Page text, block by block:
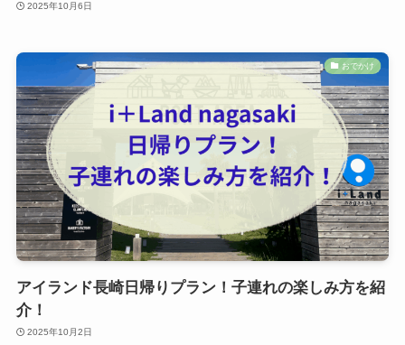
2025年10月6日
おでかけ
アイランド長崎日帰りプラン！子連れの楽しみ方を紹
介！
2025年10月2日